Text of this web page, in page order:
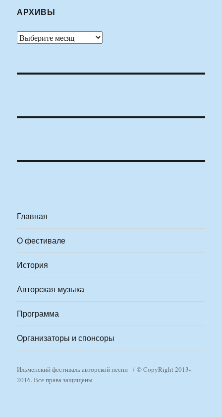
АРХИВЫ
Архивы
Главная
О фестивале
История
Авторская музыка
Программа
Организаторы и спонсоры
Ильменский фестиваль авторской песни
© CopyRight 2013-
2016. Все права защищены